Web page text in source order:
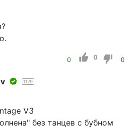
0 0 0
1179
V3
без танцев с бубном